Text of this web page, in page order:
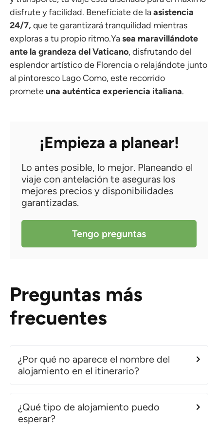
disfrute y facilidad. Benefíciate de laasistencia
24/7, que te garantizará tranquilidad mientras
exploras a tu propio ritmo.Yasea maravillándote
ante la grandeza del Vaticano, disfrutando del
esplendor artístico de Florencia o relajándote junto
al pintoresco Lago Como, este recorrido
prometeuna auténtica experiencia italiana.
¡Empieza a planear!
Lo antes posible, lo mejor. Planeando el
viaje con antelación te aseguras los
mejores precios y disponibilidades
garantizadas.
Tengo preguntas
Preguntas más
frecuentes
¿Por qué no aparece el nombre del
alojamiento en el itinerario?
¿Qué tipo de alojamiento puedo
esperar?